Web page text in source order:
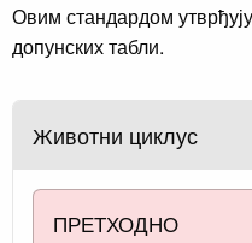
Овим стандардом
допунских табли.
Животни циклус
ПРЕТХОДНО